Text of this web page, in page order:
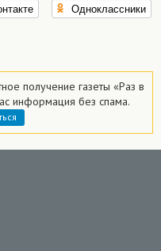
Одноклассники
получение газеты «Раз в
информация без спама.